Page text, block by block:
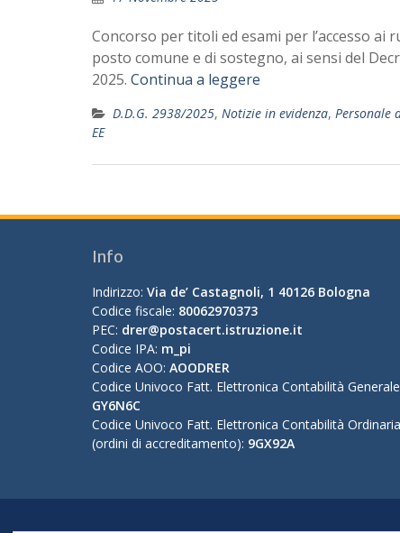
Concorso per titoli ed esami per l’accesso ai
posto comune e di sostegno, ai sensi del
2025. Continua a leggere
D.D.G. 2938/2025, Notizie in evidenza, Personale
EE
Info
Indirizzo: Via de’ Castagnoli, 1 40126 Bologna
Codice fiscale: 80062970373
PEC: drer@postacert.istruzione.it
Codice IPA: m_pi
Codice AOO: AOODRER
Codice Univoco Fatt. Elettronica Contabilità
GY6N6C
Codice Univoco Fatt. Elettronica Contabilità Ordinaria
(ordini di accreditamento): 9GX92A